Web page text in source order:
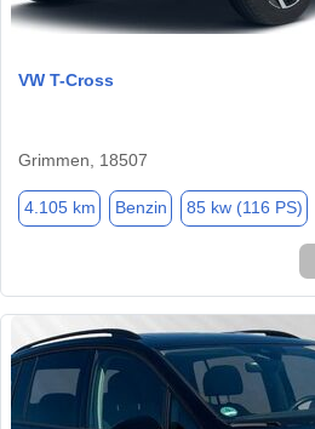
VW T-Cross
Grimmen, 18507
4.105 km Benzin 85 kw (116 PS)